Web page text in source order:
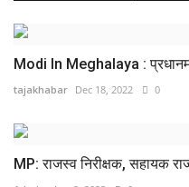
Modi In Meghalaya :
tajakhabar Dec 18, 2022 0
MP: राजस्व निरीक्षक, सहायक